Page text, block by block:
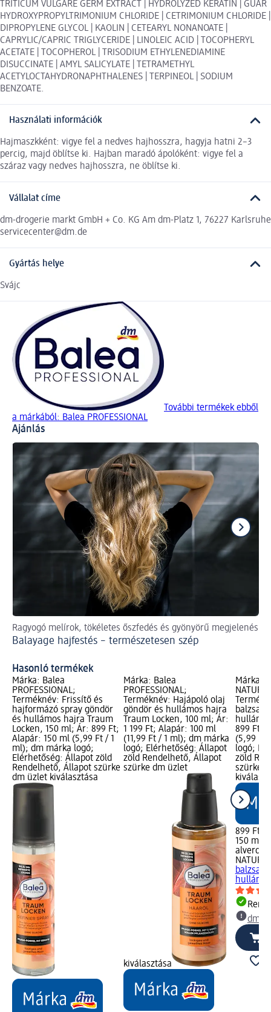
TRITICUM VULGARE GERM EXTRACT | HYDROLYZED KERATIN | GUAR
HYDROXYPROPYLTRIMONIUM CHLORIDE | CETRIMONIUM CHLORIDE |
DIPROPYLENE GLYCOL | KAOLIN | CETEARYL NONANOATE |
CAPRYLIC/CAPRIC TRIGLYCERIDE | LINOLEIC ACID | TOCOPHERYL
ACETATE | TOCOPHEROL | TRISODIUM ETHYLENEDIAMINE
DISUCCINATE | AMYL SALICYLATE | TETRAMETHYL
ACETYLOCTAHYDRONAPHTHALENES | TERPINEOL | SODIUM
BENZOATE.
Használati információk
Hajmaszkként: vigye fel a nedves hajhosszra, hagyja hatni 2–3
percig, majd öblítse ki. Hajban maradó ápolóként: vigye fel a
száraz vagy nedves hajhosszra, ne öblítse ki.
Vállalat címe
dm-drogerie markt GmbH + Co. KG Am dm-Platz 1, 76227 Karlsruhe
servicecenter@dm.de
Gyártás helye
Svájc
További termékek ebből
a márkából: Balea PROFESSIONAL
Ajánlás
Ragyogó melírok, tökéletes őszfedés és gyönyörű megjelenés
Balayage hajfestés – természetesen szép
Hasonló termékek
Márka: Balea
PROFESSIONAL;
Terméknév: Frissítő és
hajformázó spray göndör
és hullámos hajra Traum
Locken, 150 ml; Ár: 899 Ft;
Alapár: 150 ml (5,99 Ft / 1
ml); dm márka logó;
Elérhetőség: Állapot zöld
Rendelhető, Állapot szürke
dm üzlet kiválasztása
Márka: Balea
PROFESSIONAL;
Terméknév: Hajápoló olaj
göndör és hullámos hajra
Traum Locken, 100 ml; Ár:
1 199 Ft; Alapár: 100 ml
(11,99 Ft / 1 ml); dm márka
logó; Elérhetőség: Állapot
zöld Rendelhető, Állapot
szürke dm üzlet
kiválasztása
Márka:
899 Ft;
(5,99 Ft
logó;
zöld
szürke
899 Ft
150 ml
alverde
dm